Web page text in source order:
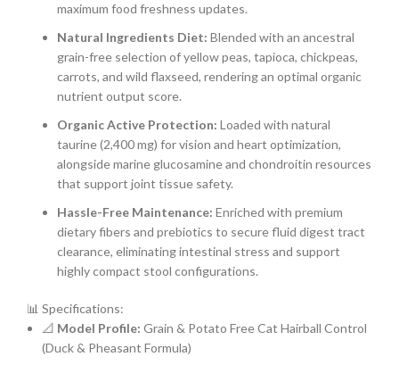
maximum food freshness updates.
Natural Ingredients Diet: Blended with an ancestral
grain-free selection of yellow peas, tapioca, chickpeas,
carrots, and wild flaxseed, rendering an optimal organic
nutrient output score.
Organic Active Protection: Loaded with natural
taurine (2,400 mg) for vision and heart optimization,
alongside marine glucosamine and chondroitin resources
that support joint tissue safety.
Hassle-Free Maintenance: Enriched with premium
dietary fibers and prebiotics to secure fluid digest tract
clearance, eliminating intestinal stress and support
highly compact stool configurations.
📊 Specifications:
📐 Model Profile: Grain & Potato Free Cat Hairball Control
(Duck & Pheasant Formula)